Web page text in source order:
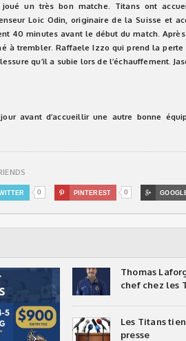
un très bon matche. Titans ont
Loic Odin, originaire de la Suisse et
40 minutes avant le début du match.
à trembler. Raffaele Izzo qui prend la
qu’il a subie lors de l’échauffement.
avant d’accueillir une autre bonne
0  PINTEREST 0 
Thomas
chef chez les
Les Titans
presse